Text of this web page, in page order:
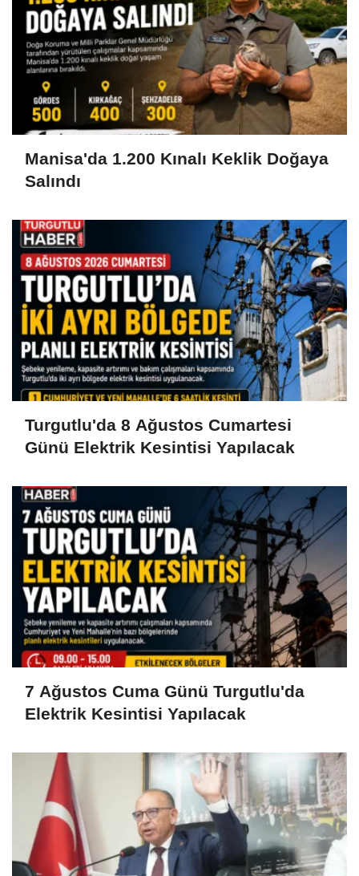
Manisa'da 1.200 Kınalı Keklik Doğaya
Salındı
Turgutlu'da 8 Ağustos Cumartesi
Günü Elektrik Kesintisi Yapılacak
7 Ağustos Cuma Günü Turgutlu'da
Elektrik Kesintisi Yapılacak